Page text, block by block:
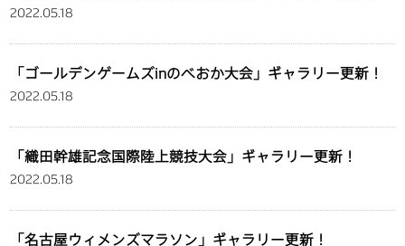
2022.05.18
「ゴールデンゲームズinのべおか大会」ギャラリー更新！
2022.05.18
「織田幹雄記念国際陸上競技大会」ギャラリー更新！
2022.05.18
「名古屋ウィメンズマラソン」ギャラリー更新！